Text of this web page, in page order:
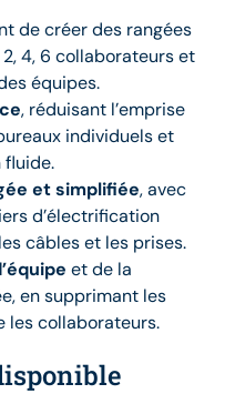
de créer des rangées
4, 6 collaborateurs et
équipes.
, réduisant l’emprise
individuels et
fluide.
et simplifiée, avec
d’électrification
câbles et les prises.
et de la
en supprimant les
les collaborateurs.